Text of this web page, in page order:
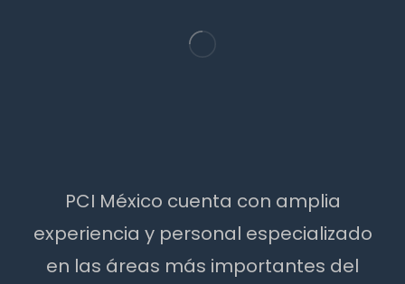
PCI México cuenta con amplia
experiencia y personal especializado
en las áreas más importantes del